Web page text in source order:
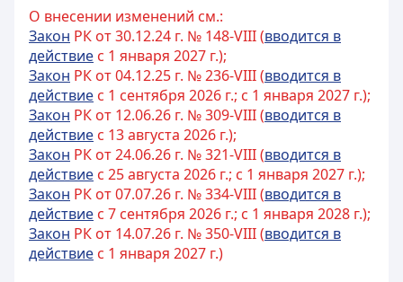
О внесении изменений см.:
Закон РК от 30.12.24 г. № 148-VIII (вводится в
действие с 1 января 2027 г.);
Закон РК от 04.12.25 г. № 236-VIII (вводится в
действие с 1 сентября 2026 г.; с 1 января 2027 г.);
Закон РК от 12.06.26 г. № 309-VIII (вводится в
действие с 13 августа 2026 г.);
Закон РК от 24.06.26 г. № 321-VIII (вводится в
действие с 25 августа 2026 г.; с 1 января 2027 г.);
Закон РК от 07.07.26 г. № 334-VIII (вводится в
действие с 7 сентября 2026 г.; с 1 января 2028 г.);
Закон РК от 14.07.26 г. № 350-VIII (вводится в
действие с 1 января 2027 г.)